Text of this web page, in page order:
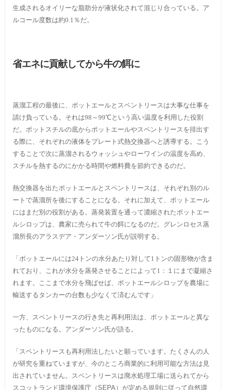
生成されるオイリーな脂肪分が液状化されて混じり合っている。ア
ルコール度数は約0.1％だ。
省エネに貢献してから牛の餌に
蒸溜工程の最後に、ポットエールとスペントリースは大事な仕事を
請け負っている。それは98～99℃という高い温度を利用した役割
だ。ポットスチルの底からポットエールやスペントリースを排出す
る際に、それぞれの液体をプレート式熱交換器へと誘導する。こう
することで次に蒸溜されるウォッシュやローワインの温度を高め、
スチルを熱するのにかかる時間や燃料費を節約できるのだ。
熱交換器を出たポットエールとスペントリースは、それぞれ別のル
ートで蒸溜所を後にすることになる。それに加えて、ポットエール
にはまだ別の役割がある。蒸発装置を通って濃縮されたポットエー
ルシロップは、農家に売られて牛の餌になるのだ。グレンロセス蒸
溜所長のアラスデア・アンダーソン氏が説明する。
「ポットエールには24トンの水分あたり対して1トンの固形物が含ま
れており、これが水分を蒸発させることによって1：１にまで凝縮さ
れます。ここまで水分を飛ばせば、ポットエールシロップを農場に
輸送するタンカーの台数も少なくて済むんです」
一方、スペントリースの行き先と再利用法は、ポットエールと異な
ったものになる。アンダーソン氏が語る。
「スペントリースも再利用法したいと願っています。たくさんの人
が研究を重ねていますが、今のところ商業的に利用可能な方法は見
出されていません。スペントリースは廃水処理工場に送られてから
スコットランド環境保護庁（SEPA ）が定める規則に従って自然環